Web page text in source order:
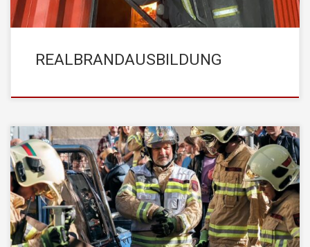
REALBRANDAUSBILDUNG
Am 28. Oktober 2023 fand die diesjährige Abschlussübung der
STADTFEUERWEHR Kufstein bei der Volksschule Kufstein Stadt
statt. Das außergewöhnlich schöne Herbstwetter trug dazu bei,
dass die Übung unter optimalen Bedingungen stattfinden konnte.
Angenommen wurde ein Dachstuhlbrand mit mehreren vermissten
Personen. Zusätzlich zu dieser Herausforderung gab es einen